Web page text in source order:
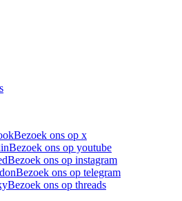
Bezoek ons op x
Bezoek ons op youtube
Bezoek ons op instagram
Bezoek ons op telegram
Bezoek ons op threads